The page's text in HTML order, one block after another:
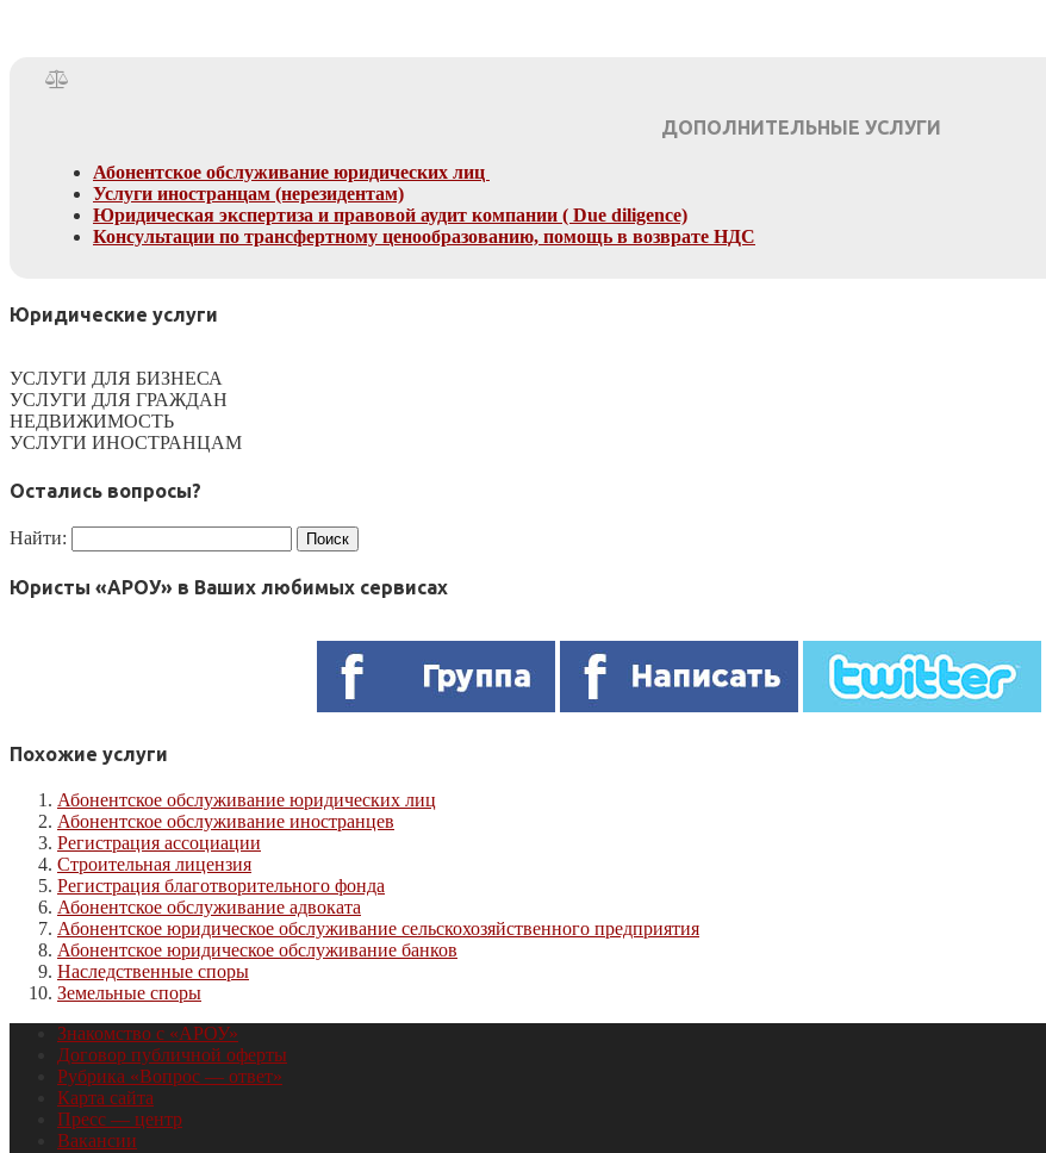
ДОПОЛНИТЕЛЬНЫЕ УСЛУГИ
Абонентское обслуживание юридических лиц
Услуги иностранцам (нерезидентам)
Юридическая экспертиза и правовой аудит компании ( Due diligence)
Консультации по трансфертному ценообразованию, помощь в возврате НДС
Юридические услуги
УСЛУГИ ДЛЯ БИЗНЕСА
УСЛУГИ ДЛЯ ГРАЖДАН
НЕДВИЖИМОСТЬ
УСЛУГИ ИНОСТРАНЦАМ
Остались вопросы?
Найти:
Юристы «АРОУ» в Ваших любимых сервисах
Похожие услуги
Абонентское обслуживание юридических лиц
Абонентское обслуживание иностранцев
Регистрация ассоциации
Строительная лицензия
Регистрация благотворительного фонда
Абонентское обслуживание адвоката
Абонентское юридическое обслуживание сельскохозяйственного предприятия
Абонентское юридическое обслуживание банков
Наследственные споры
Земельные споры
Знакомство с «АРОУ»
Договор публичной оферты
Рубрика «Вопрос — ответ»
Карта сайта
Пресс — центр
Вакансии